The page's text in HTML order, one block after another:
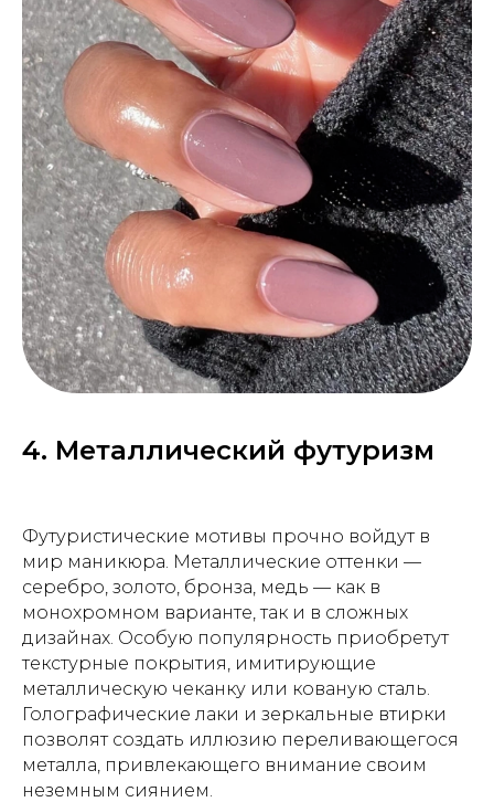
4. Металлический футуризм
Футуристические мотивы прочно войдут в
мир маникюра. Металлические оттенки —
серебро, золото, бронза, медь — как в
монохромном варианте, так и в сложных
дизайнах. Особую популярность приобретут
текстурные покрытия, имитирующие
металлическую чеканку или кованую сталь.
Голографические лаки и зеркальные втирки
позволят создать иллюзию переливающегося
металла, привлекающего внимание своим
неземным сиянием.